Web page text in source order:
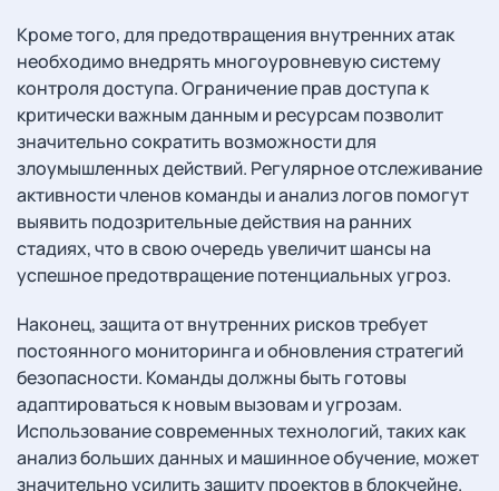
Кроме того, для предотвращения внутренних атак
необходимо внедрять многоуровневую систему
контроля доступа. Ограничение прав доступа к
критически важным данным и ресурсам позволит
значительно сократить возможности для
злоумышленных действий. Регулярное отслеживание
активности членов команды и анализ логов помогут
выявить подозрительные действия на ранних
стадиях, что в свою очередь увеличит шансы на
успешное предотвращение потенциальных угроз.
Наконец, защита от внутренних рисков требует
постоянного мониторинга и обновления стратегий
безопасности. Команды должны быть готовы
адаптироваться к новым вызовам и угрозам.
Использование современных технологий, таких как
анализ больших данных и машинное обучение, может
значительно усилить защиту проектов в блокчейне.